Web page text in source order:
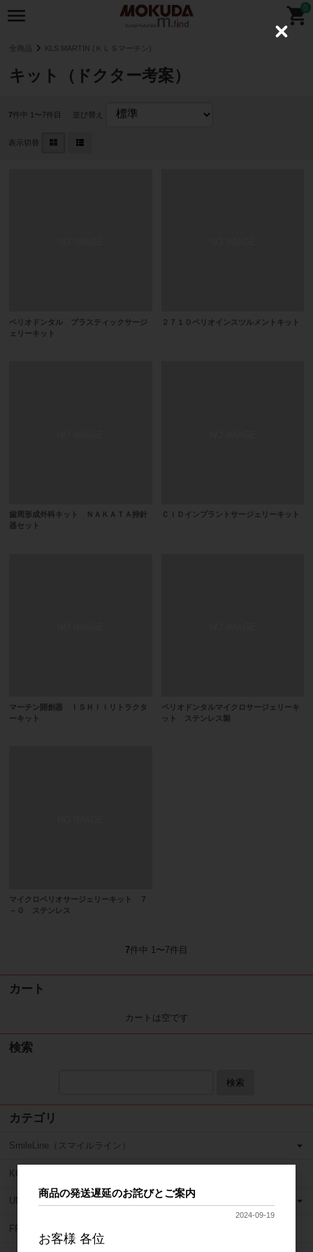
0
全商品 KLS MARTIN (ＫＬＳマーチン)
キット（ドクター考案）
7件中 1〜7件目 並び替え
表示切替
ペリオドンタル プラスティックサージ
ェリーキット
２７１０ペリオインスツルメントキット
歯周形成外科キット ＮＡＫＡＴＡ持針
器セット
ＣＩＤインプラントサージェリーキット
マーチン開創器 ＩＳＨＩＩリトラクタ
ーキット
ペリオドンタルマイクロサージェリーキ
ット ステンレス製
マイクロペリオサージェリーキット ７
－０ ステンレス
7件中 1〜7件目
カート
カートは空です
検索
検索
カテゴリ
SmileLine（スマイルライン）
KOHLER（コーラー）
UNITED DENTAL GROUP（ユナイテッド デンタル グループ）
FRAG REMOVER（フラグリムーバー）
商品の発送遅延のお詫びとご案内
2024-09-19
お客様 各位
C